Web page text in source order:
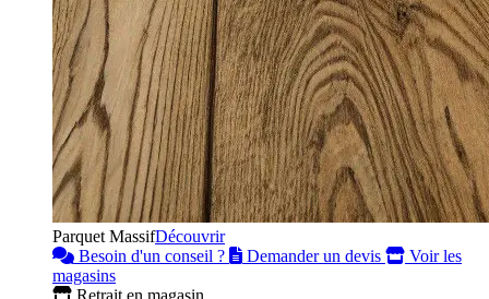
Parquet MassifDécouvrir
Besoin d'un conseil ?
Demander un devis
Voir les
magasins
Retrait en magasin